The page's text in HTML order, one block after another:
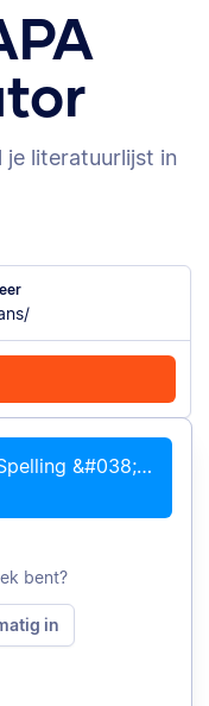
je literatuurlijst in
Citeer handmatig
Althans | Betekenis, Gebruik, Spelling &#038; Voorbeelden
bent?
in